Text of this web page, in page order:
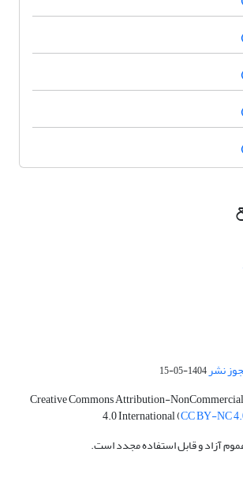
نشر1404-05-15
این مجله تحت مجوز Creative Commons Attribution-NonCommercial
4.0 International (CC BY-NC
آزاد و قابل استفاده مجدد است.